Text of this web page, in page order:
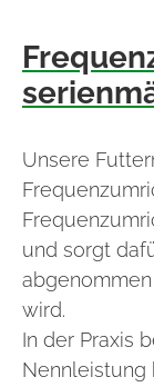
Unsere
und sorgt
wird.
In der Praxis
Nennleistung